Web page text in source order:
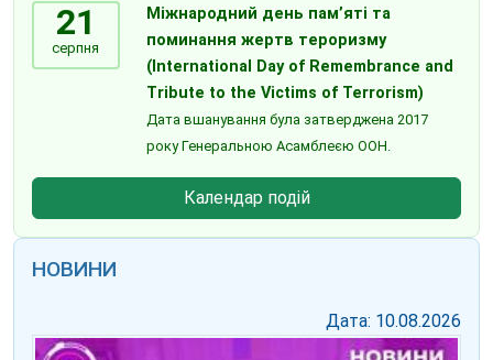
21
серпня
Міжнародний день пам’яті та
поминання жертв тероризму
(International Day of Remembrance and
Tribute to the Victims of Terrorism)
Дата вшанування була затверджена 2017
року Генеральною Асамблеєю ООН.
Календар подій
НОВИНИ
Дата: 10.08.2026